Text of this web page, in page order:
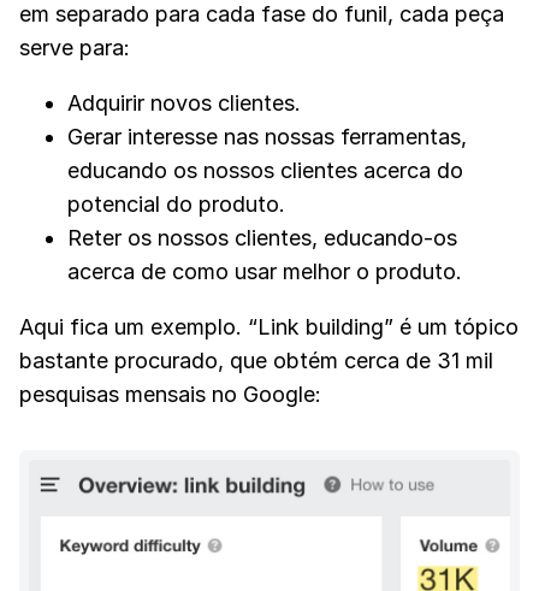
em separado para cada fase do funil, cada peça
serve para:
Adquirir novos clientes.
Gerar interesse nas nossas ferramentas,
educando os nossos clientes acerca do
potencial do produto.
Reter os nossos clientes, educando-os
acerca de como usar melhor o produto.
Aqui fica um exemplo. “Link building” é um tópico
bastante procurado, que obtém cerca de 31 mil
pesquisas mensais no Google: